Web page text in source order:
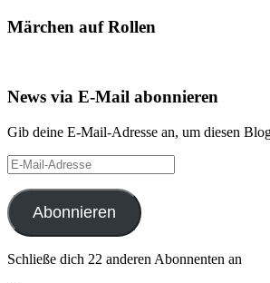
Märchen auf Rollen
News via E-Mail abonnieren
Gib deine E-Mail-Adresse an, um diesen
E-
Mail-
Adresse
Abonnieren
Schließe dich 22 anderen Abonnenten an